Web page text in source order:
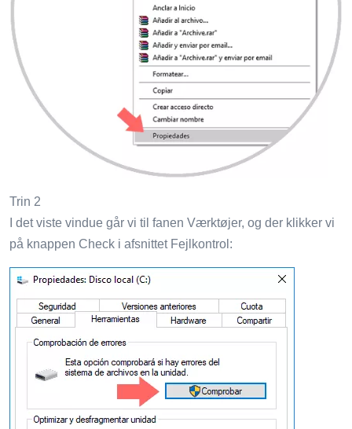
Trin 2
I det viste vindue går vi til fanen Værktøjer, og der klikker vi
på knappen Check i afsnittet Fejlkontrol: